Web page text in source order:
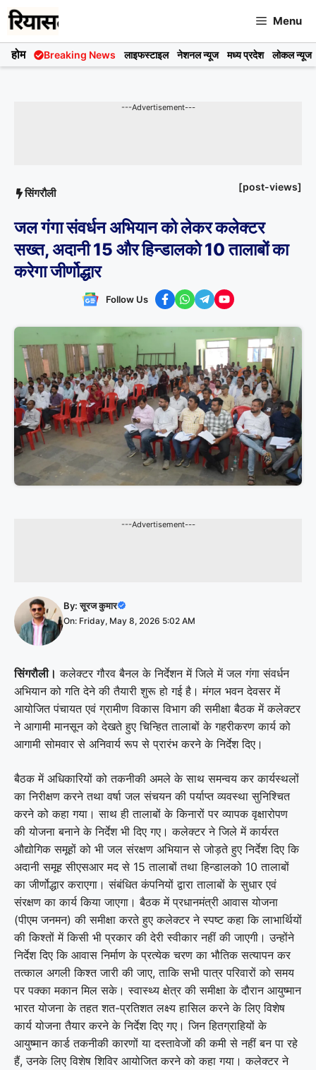
Skip
to
content
Menu
होम Breaking News लाइफस्टाइल नेशनल न्यूज मध्य प्रदेश लोकल न्यूज
---Advertisement---
सिंगरौली [post-views]
जल गंगा संवर्धन अभियान को लेकर कलेक्टर
सख्त, अदानी 15 और हिन्डालको 10 तालाबों का
करेगा जीर्णोद्धार
Follow Us
---Advertisement---
By:सूरज कुमार
On: Friday, May 8, 2026 5:02 AM
सिंगरौली। कलेक्टर गौरव बैनल के निर्देशन में जिले में जल गंगा संवर्धन
अभियान को गति देने की तैयारी शुरू हो गई है। मंगल भवन देवसर में
आयोजित पंचायत एवं ग्रामीण विकास विभाग की समीक्षा बैठक में कलेक्टर
ने आगामी मानसून को देखते हुए चिन्हित तालाबों के गहरीकरण कार्य को
आगामी सोमवार से अनिवार्य रूप से प्रारंभ करने के निर्देश दिए।
बैठक में अधिकारियों को तकनीकी अमले के साथ समन्वय कर कार्यस्थलों
का निरीक्षण करने तथा वर्षा जल संचयन की पर्याप्त व्यवस्था सुनिश्चित
करने को कहा गया। साथ ही तालाबों के किनारों पर व्यापक वृक्षारोपण
की योजना बनाने के निर्देश भी दिए गए। कलेक्टर ने जिले में कार्यरत
औद्योगिक समूहों को भी जल संरक्षण अभियान से जोड़ते हुए निर्देश दिए कि
अदानी समूह सीएसआर मद से 15 तालाबों तथा हिन्डालको 10 तालाबों
का जीर्णोद्धार कराएगा। संबंधित कंपनियों द्वारा तालाबों के सुधार एवं
संरक्षण का कार्य किया जाएगा। बैठक में प्रधानमंत्री आवास योजना
(पीएम जनमन) की समीक्षा करते हुए कलेक्टर ने स्पष्ट कहा कि लाभार्थियों
की किश्तों में किसी भी प्रकार की देरी स्वीकार नहीं की जाएगी। उन्होंने
निर्देश दिए कि आवास निर्माण के प्रत्येक चरण का भौतिक सत्यापन कर
तत्काल अगली किश्त जारी की जाए, ताकि सभी पात्र परिवारों को समय
पर पक्का मकान मिल सके। स्वास्थ्य क्षेत्र की समीक्षा के दौरान आयुष्मान
भारत योजना के तहत शत-प्रतिशत लक्ष्य हासिल करने के लिए विशेष
कार्य योजना तैयार करने के निर्देश दिए गए। जिन हितग्राहियों के
आयुष्मान कार्ड तकनीकी कारणों या दस्तावेजों की कमी से नहीं बन पा रहे
हैं, उनके लिए विशेष शिविर आयोजित करने को कहा गया। कलेक्टर ने